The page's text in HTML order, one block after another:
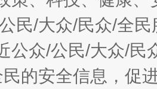
民/大众/民众/全
公众/公民/大众/民
的安全信息，促